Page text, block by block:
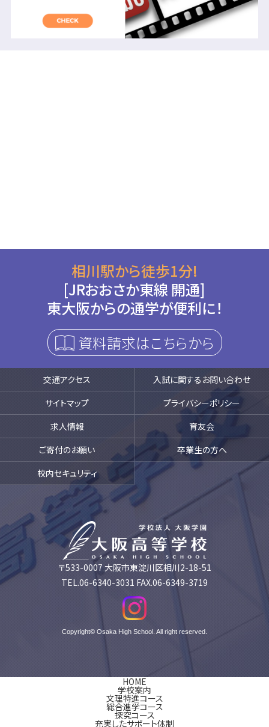
相川駅から徒歩1分!
[JRおおさか東線 開通]
東大阪からの通学が便利に！
資料請求はこちらから
交通アクセス
入試に関するお問い合わせ
サイトマップ
プライバシーポリシー
求人情報
育友会
ご寄付のお願い
卒業生の方へ
校内セキュリティ
〒533-0007 大阪市東淀川区相川2-18-51
TEL.06-6340-3031 FAX.06-6349-3719
Copyright© Osaka High School. All right reserved.
HOME
学校案内
文理特進コース
総合進学コース
探究コース
充実したサポート体制